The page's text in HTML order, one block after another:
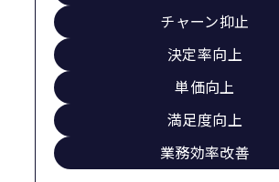
チャーン抑止
決定率向上
単価向上
満足度向上
業務効率改善